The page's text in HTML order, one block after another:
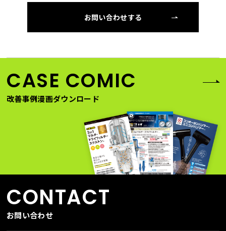
お問い合わせする
CASE COMIC
改善事例漫画ダウンロード
CONTACT
お問い合わせ